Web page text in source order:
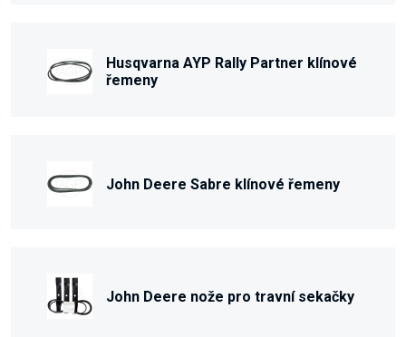
Husqvarna AYP Rally Partner klínové
řemeny
John Deere Sabre klínové řemeny
John Deere nože pro travní sekačky